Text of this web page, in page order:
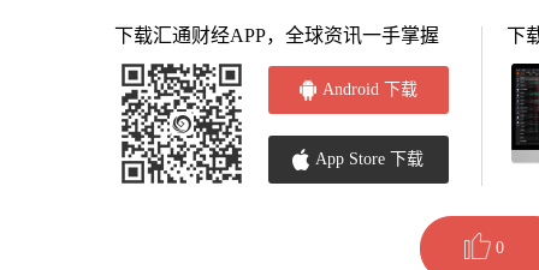
下载汇通财经APP，全球资讯一手掌握
Android 下载
App Store 下载
下
0